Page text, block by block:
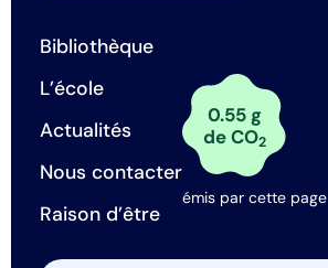
Bibliothèque
L’école
Actualités
Nous contacter
Raison d’être
0.55 g
de CO2
émis par cette page